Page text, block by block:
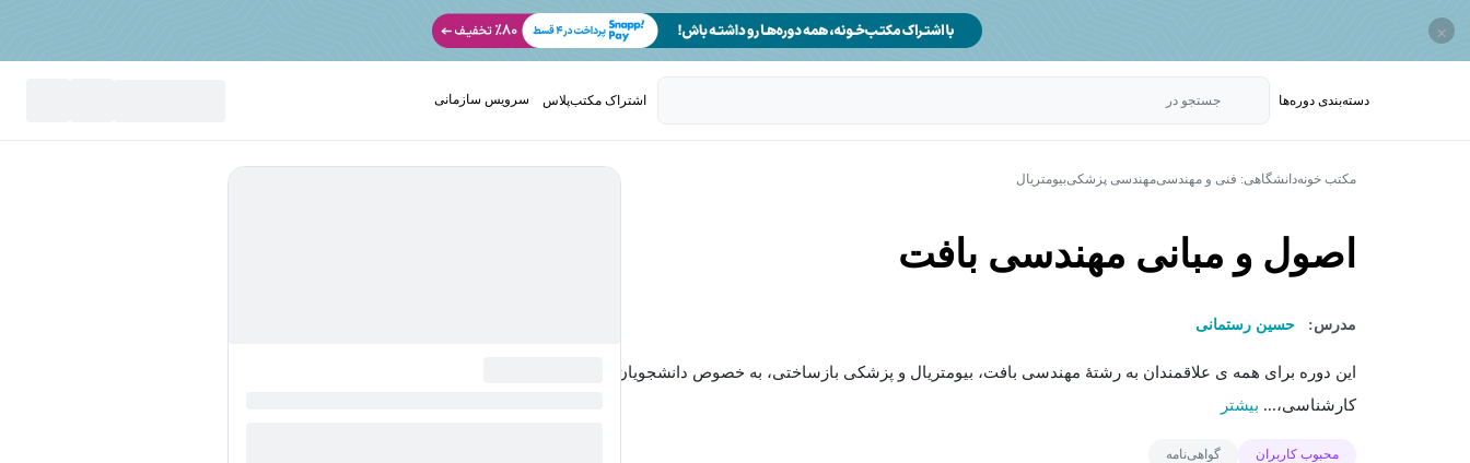
×
دسته‌بندی‌ دوره‌ها جستجو در اشتراک مکتب‌پلاس سرویس سازمانی
مکتب خونهدانشگاهی: فنی و مهندسیمهندسی پزشکیبیومتریال
اصول و مبانی مهندسی بافت
مدرس: حسین رستمانی
این دوره برای همه ی علاقمندان به رشتۀ مهندسی بافت، بیومتریال و پزشکی بازساختی، به خصوص دانشجویان
کارشناسی،... بیشتر
محبوب کاربران گواهی‌نامه